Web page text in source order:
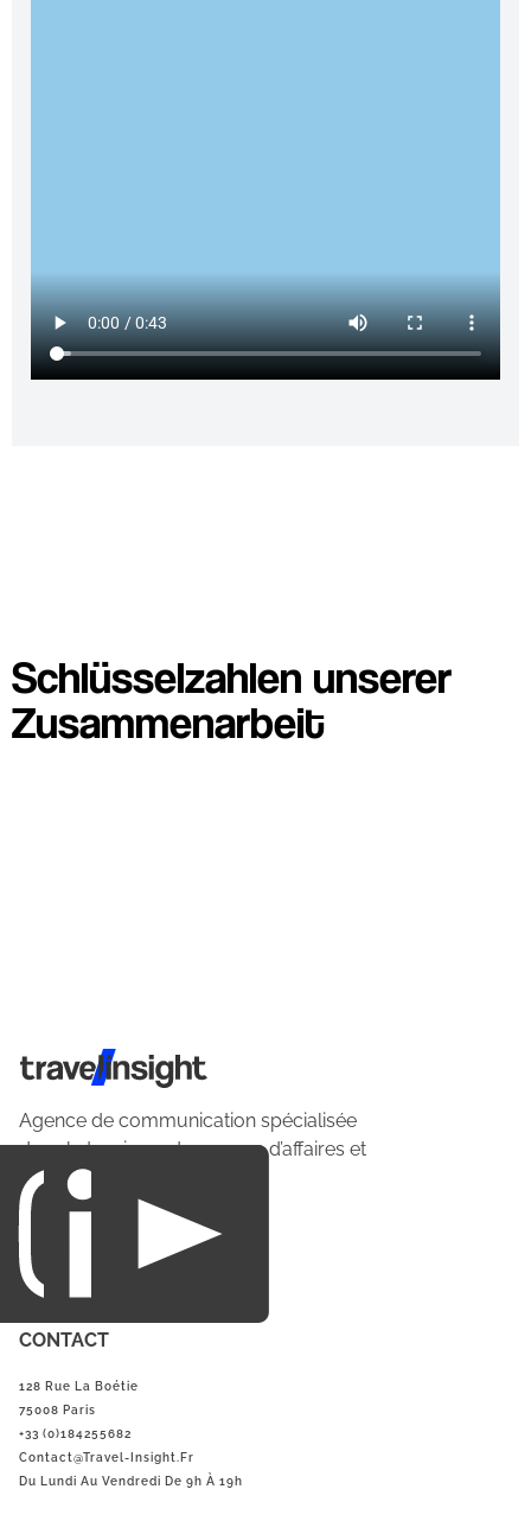
Schlüsselzahlen unserer
Zusammenarbeit
Travel Insight
Agence de communication spécialisée
dans le tourisme du voyage d’affaires et
du loisirs.
CONTACT
128 Rue La Boétie
75008 Paris
+33 (0)184255682
Contact@Travel-Insight.fr
Du Lundi Au Vendredi De 9h À 19h